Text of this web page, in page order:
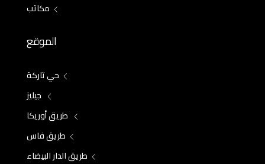
مكاتب
الموقع
حي تاركة
جيليز
طريق أوريكا
طريق فاس
طريق الدار البيضاء